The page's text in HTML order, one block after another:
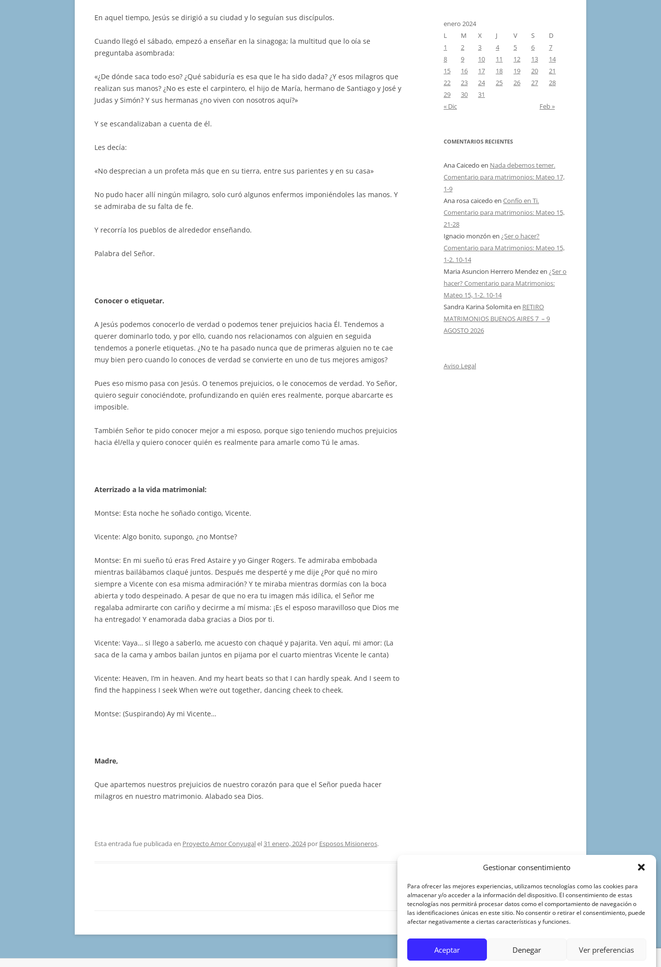
Gestionar consentimiento
Para ofrecer las mejores experiencias, utilizamos tecnologías como las cookies para
almacenar y/o acceder a la información del dispositivo. El consentimiento de estas
tecnologías nos permitirá procesar datos como el comportamiento de navegación o
las identificaciones únicas en este sitio. No consentir o retirar el consentimiento, puede
afectar negativamente a ciertas características y funciones.
Aceptar Denegar Ver preferencias
aumentar
el
volumen.
En aquel tiempo, Jesús se dirigió a su ciudad y lo seguían sus discípulos.
Cuando llegó el sábado, empezó a enseñar en la sinagoga; la multitud que lo oía se
preguntaba asombrada:
«¿De dónde saca todo eso? ¿Qué sabiduría es esa que le ha sido dada? ¿Y esos milagros que
realizan sus manos? ¿No es este el carpintero, el hijo de María, hermano de Santiago y José y
Judas y Simón? Y sus hermanas ¿no viven con nosotros aquí?»
Y se escandalizaban a cuenta de él.
Les decía:
«No desprecian a un profeta más que en su tierra, entre sus parientes y en su casa»
No pudo hacer allí ningún milagro, solo curó algunos enfermos imponiéndoles las manos. Y
se admiraba de su falta de fe.
Y recorría los pueblos de alrededor enseñando.
Palabra del Señor.
Conocer o etiquetar.
A Jesús podemos conocerlo de verdad o podemos tener prejuicios hacia Él. Tendemos a
querer dominarlo todo, y por ello, cuando nos relacionamos con alguien en seguida
tendemos a ponerle etiquetas. ¿No te ha pasado nunca que de primeras alguien no te cae
muy bien pero cuando lo conoces de verdad se convierte en uno de tus mejores amigos?
Pues eso mismo pasa con Jesús. O tenemos prejuicios, o le conocemos de verdad. Yo Señor,
quiero seguir conociéndote, profundizando en quién eres realmente, porque abarcarte es
imposible.
También Señor te pido conocer mejor a mi esposo, porque sigo teniendo muchos prejuicios
hacia él/ella y quiero conocer quién es realmente para amarle como Tú le amas.
Aterrizado a la vida matrimonial:
Montse: Esta noche he soñado contigo, Vicente.
Vicente: Algo bonito, supongo, ¿no Montse?
Montse: En mi sueño tú eras Fred Astaire y yo Ginger Rogers. Te admiraba embobada
mientras bailábamos claqué juntos. Después me desperté y me dije ¿Por qué no miro
siempre a Vicente con esa misma admiración? Y te miraba mientras dormías con la boca
abierta y todo despeinado. A pesar de que no era tu imagen más idílica, el Señor me
regalaba admirarte con cariño y decirme a mí misma: ¡Es el esposo maravilloso que Dios me
ha entregado! Y enamorada daba gracias a Dios por ti.
Vicente: Vaya… si llego a saberlo, me acuesto con chaqué y pajarita. Ven aquí, mi amor: (La
saca de la cama y ambos bailan juntos en pijama por el cuarto mientras Vicente le canta)
Vicente: Heaven, I’m in heaven. And my heart beats so that I can hardly speak. And I seem to
find the happiness I seek When we’re out together, dancing cheek to cheek.
Montse: (Suspirando) Ay mi Vicente…
Madre,
Que apartemos nuestros prejuicios de nuestro corazón para que el Señor pueda hacer
milagros en nuestro matrimonio. Alabado sea Dios.
Esta entrada fue publicada en Proyecto Amor Conyugalel31 enero, 2024por Esposos Misioneros.
enero 2024
L
M X J V S
D
1
2 3 4 5 6
7
8
9 10 11 12 13
14
15
16 17 18 19 20
21
22
23 24 25 26 27
28
29
30
31
« Dic
Feb »
COMENTARIOS RECIENTES
Ana Caicedo en Nada debemos temer.
Comentario para matrimonios: Mateo 17,
1-9
Ana rosa caicedo en Confío en Ti.
Comentario para matrimonios: Mateo 15,
21-28
Ignacio monzón en ¿Ser o hacer?
Comentario para Matrimonios: Mateo 15,
1-2. 10-14
Maria Asuncion Herrero Mendezen ¿Ser o
hacer? Comentario para Matrimonios:
Mateo 15, 1-2. 10-14
Sandra Karina Solomitaen RETIRO
MATRIMONIOS BUENOS AIRES 7 – 9
AGOSTO 2026
Aviso Legal